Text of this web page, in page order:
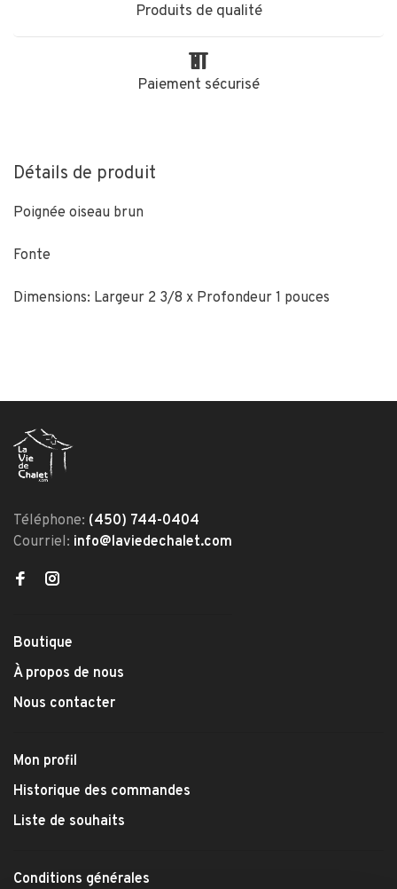
Produits de qualité
Paiement sécurisé
Détails de produit
Poignée oiseau brun
Fonte
Dimensions: Largeur 2 3/8 x Profondeur 1 pouces
Téléphone: (450) 744-0404
Courriel: info@laviedechalet.com
Boutique
À propos de nous
Nous contacter
Mon profil
Historique des commandes
Liste de souhaits
Conditions générales